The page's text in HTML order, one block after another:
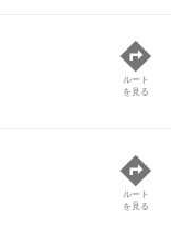
ルート
を見る
ルート
を見る